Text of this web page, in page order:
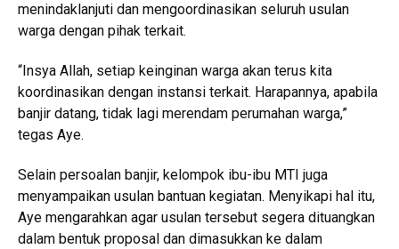
menindaklanjuti dan mengoordinasikan seluruh usulan
warga dengan pihak terkait.
“Insya Allah, setiap keinginan warga akan terus kita
koordinasikan dengan instansi terkait. Harapannya, apabila
banjir datang, tidak lagi merendam perumahan warga,”
tegas Aye.
Selain persoalan banjir, kelompok ibu-ibu MTI juga
menyampaikan usulan bantuan kegiatan. Menyikapi hal itu,
Aye mengarahkan agar usulan tersebut segera dituangkan
dalam bentuk proposal dan dimasukkan ke dalam